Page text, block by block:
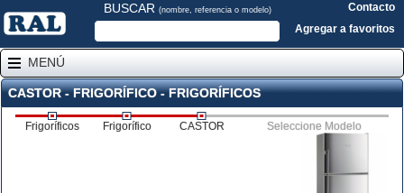
BUSCAR (nombre, referencia o modelo)
Contacto
Agregar a favoritos
MENÚ
CASTOR - FRIGORÍFICO - FRIGORÍFICOS
Frigoríficos Frigorífico CASTOR Seleccione Modelo